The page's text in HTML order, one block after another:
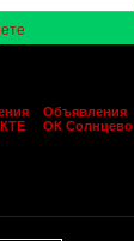
Объявления
ОК Солнцево